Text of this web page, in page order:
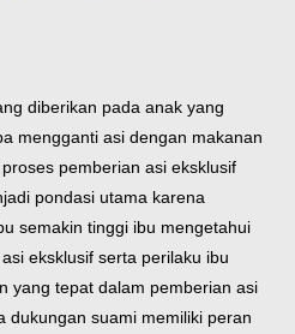
diberikan pada anak yang
mengganti asi dengan makanan
pemberian asi eksklusif
pondasi utama karena
semakin tinggi ibu mengetahui
eksklusif serta perilaku ibu
yang tepat dalam pemberian asi
dukungan suami memiliki peran